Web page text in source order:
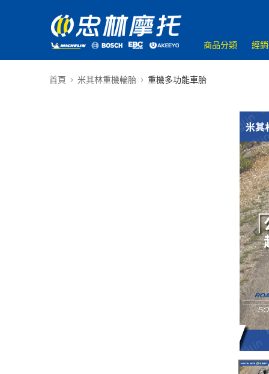
商品分類 經
首頁 米其林重機輪胎 重機多功能車胎